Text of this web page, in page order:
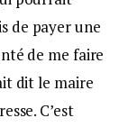
de payer une
de me faire
dit le maire
C’est